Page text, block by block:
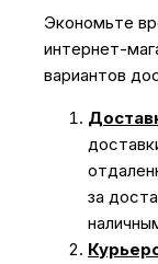
Экономьте
интернет-
вариантов
за